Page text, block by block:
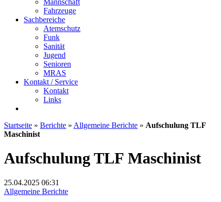
Mannschaft
Fahrzeuge
Sachbereiche
Atemschutz
Funk
Sanität
Jugend
Senioren
MRAS
Kontakt / Service
Kontakt
Links
Startseite » Berichte » Allgemeine Berichte » Aufschulung TLF
Maschinist
Aufschulung TLF Maschinist
25.04.2025 06:31
Allgemeine Berichte